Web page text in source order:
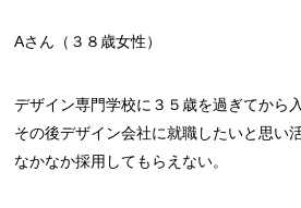
Aさん（３８歳女性）
デザイン専門学校に３５歳を過ぎてから入
その後デザイン会社に就職したいと思い
なかなか採用してもらえない。